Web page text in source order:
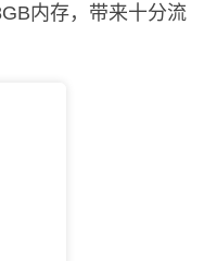
内存，带来十分流